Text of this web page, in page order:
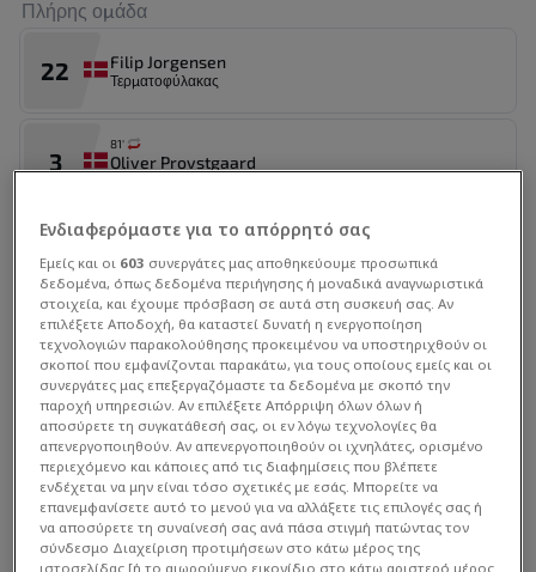
Αλλαγή εντός
Αλλαγή εκτός
Αλλαγή εντός
57'
Αλλαγή εκτός
Andreas Christensen
Αλλαγή εντός
Joachim Andersen
55'
Αλλαγή εκτός
Arthur Masuaku
55'
Αλλαγή εντός
Joris Kayembe
55'
Αλλαγή εκτός
Edo Kayembe
Πλήρης ομάδα
22 Filip Jorgensen
Τερματοφύλακας
3
81'
Oliver Provstgaard
74'
Επιθετικός
8 Adam Daghim
Μέσος
46'
Patrick Dorgu
Αμυντικός
74'
Christian Eriksen
Μέσος
Στατιστικά Διοργάνωσης
Ενδιαφερόμαστε για το απόρρητό σας
Εμείς και οι 603 συνεργάτες μας αποθηκεύουμε προσωπικά
δεδομένα, όπως δεδομένα περιήγησης ή μοναδικά αναγνωριστικά
στοιχεία, και έχουμε πρόσβαση σε αυτά στη συσκευή σας. Αν
επιλέξετε Αποδοχή, θα καταστεί δυνατή η ενεργοποίηση
τεχνολογιών παρακολούθησης προκειμένου να υποστηριχθούν οι
σκοποί που εμφανίζονται παρακάτω, για τους οποίους εμείς και οι
συνεργάτες μας επεξεργαζόμαστε τα δεδομένα με σκοπό την
παροχή υπηρεσιών. Αν επιλέξετε Απόρριψη όλων όλων ή
αποσύρετε τη συγκατάθεσή σας, οι εν λόγω τεχνολογίες θα
απενεργοποιηθούν. Αν απενεργοποιηθούν οι ιχνηλάτες, ορισμένο
περιεχόμενο και κάποιες από τις διαφημίσεις που βλέπετε
ενδέχεται να μην είναι τόσο σχετικές με εσάς. Μπορείτε να
επανεμφανίσετε αυτό το μενού για να αλλάξετε τις επιλογές σας ή
να αποσύρετε τη συναίνεσή σας ανά πάσα στιγμή πατώντας τον
σύνδεσμο Διαχείριση προτιμήσεων στο κάτω μέρος της
ιστοσελίδας [ή το αιωρούμενο εικονίδιο στο κάτω αριστερό μέρος